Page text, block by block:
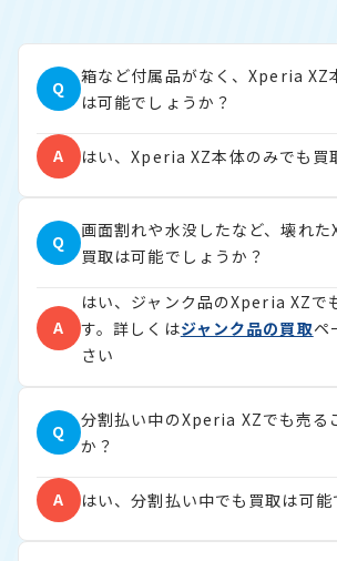
Q
箱など付属品がなく、Xperia XZ
は可能でしょうか？
A はい、Xperia XZ本体のみでも買
Q
画面割れや水没したなど、壊れ
買取は可能でしょうか？
A
はい、ジャンク品のXperia XZで
す。詳しくはジャンク品の買取ペ
さい
Q
分割払い中のXperia XZでも売る
か？
A はい、分割払い中でも買取は可能